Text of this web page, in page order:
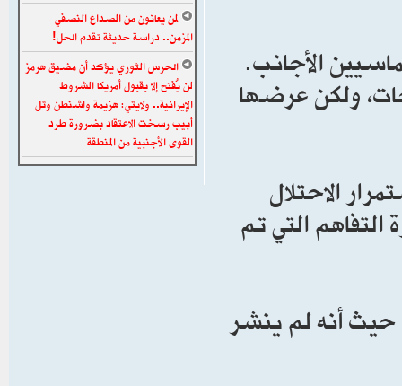
الأجانب.
ولكن عرضها
الاحتلال
التي تم
حيث أنه لم ينشر
لمن يعانون من الصداع النصفي
المزمن.. دراسة حديثة تقدم الحل!
الحرس الثوري يؤكد أن مضيق هرمز
لن يُفتح إلا بقبول أمريكا الشروط
الإيرانية.. ولايتي: هزيمة واشنطن وتل
أبيب رسخت الاعتقاد بضرورة طرد
القوى الأجنبية من المنطقة